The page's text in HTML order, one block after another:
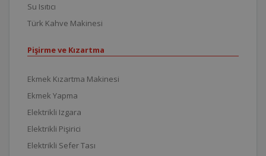
Su Isıtıcı
Türk Kahve Makinesi
Pişirme ve Kızartma
Ekmek Kızartma Makinesi
Ekmek Yapma
Elektrikli Izgara
Elektrikli Pişirici
Elektrikli Sefer Tası